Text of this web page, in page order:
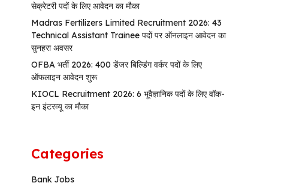
सेक्रेटरी पदों के लिए आवेदन का मौका
Madras Fertilizers Limited Recruitment 2026: 43
Technical Assistant Trainee पदों पर ऑनलाइन आवेदन का
सुनहरा अवसर
OFBA भर्ती 2026: 400 डेंजर बिल्डिंग वर्कर पदों के लिए
ऑफलाइन आवेदन शुरू
KIOCL Recruitment 2026: 6 भूवैज्ञानिक पदों के लिए वॉक-
इन इंटरव्यू का मौका
Categories
Bank Jobs